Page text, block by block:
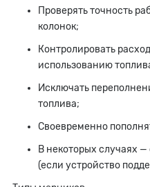
Проверять точность
колонок;
Контролировать
использованию
Исключать
топлива;
Своевременно
В некоторых случаях
(если устройство